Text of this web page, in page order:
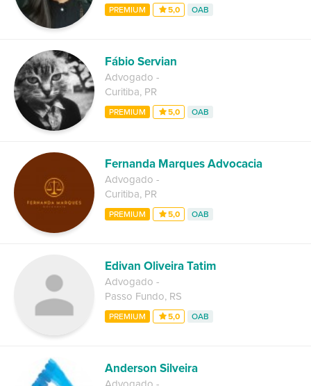
PREMIUM 5,0 OAB
Fábio Servian
Advogado -
Curitiba, PR
PREMIUM 5,0 OAB
Fernanda Marques Advocacia
Advogado -
Curitiba, PR
PREMIUM 5,0 OAB
Edivan Oliveira Tatim
Advogado -
Passo Fundo, RS
PREMIUM 5,0 OAB
Anderson Silveira